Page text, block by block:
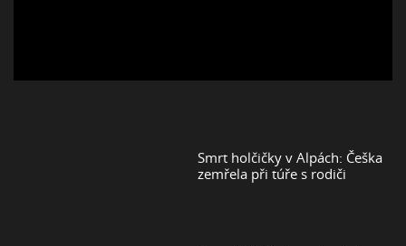
Smrt holčičky v Alpách: Češka
zemřela při túře s rodiči